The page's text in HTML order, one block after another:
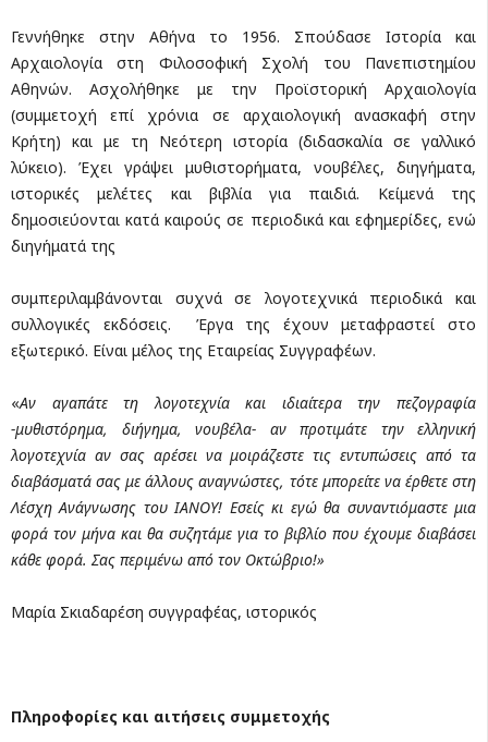
Γεννήθηκε στην Aθήνα το 1956. Σπούδασε Iστορία και
Aρχαιολογία στη Φιλοσοφική Σχολή του Πανεπιστημίου
Aθηνών. Aσχολήθηκε με την Προϊστορική Aρχαιολογία
(συμμετοχή επί χρόνια σε αρχαιολογική ανασκαφή στην
Kρήτη) και με τη Nεότερη ιστορία (διδασκαλία σε γαλλικό
λύκειο). Έχει γράψει μυθιστορήματα, νουβέλες, διηγήματα,
ιστορικές μελέτες και βιβλία για παιδιά. Kείμενά της
δημοσιεύονται κατά καιρούς σε περιοδικά και εφημερίδες, ενώ
διηγήματά της
συμπεριλαμβάνονται συχνά σε λογοτεχνικά περιοδικά και
συλλογικές εκδόσεις. Έργα της έχουν μεταφραστεί στο
εξωτερικό. Είναι μέλος της Εταιρείας Συγγραφέων.
«Αν αγαπάτε τη λογοτεχνία και ιδιαίτερα την πεζογραφία
-μυθιστόρημα, διήγημα, νουβέλα- αν προτιμάτε την ελληνική
λογοτεχνία αν σας αρέσει να μοιράζεστε τις εντυπώσεις από τα
διαβάσματά σας με άλλους αναγνώστες, τότε μπορείτε να έρθετε στη
Λέσχη Ανάγνωσης του ΙΑΝΟΥ! Εσείς κι εγώ θα συναντιόμαστε μια
φορά τον μήνα και θα συζητάμε για το βιβλίο που έχουμε διαβάσει
κάθε φορά. Σας περιμένω από τον Οκτώβριο!»
Μαρία Σκιαδαρέση συγγραφέας, ιστορικός
Πληροφορίες και αιτήσεις συμμετοχής